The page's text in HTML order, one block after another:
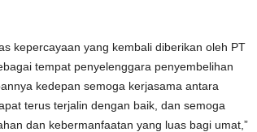
kepercayaan yang kembali diberikan oleh PT
tempat penyelenggara penyembelihan
kedepan semoga kerjasama antara
terus terjalin dengan baik, dan semoga
dan kebermanfaatan yang luas bagi umat,”